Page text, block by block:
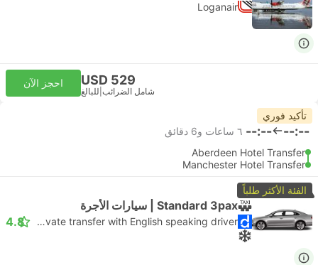
Loganair
USD 529
شامل الضرائب للبالغ
احجز الآن
تأكيد فوري
--:--
--:-- ٦ ساعات و‫6 دقائق
Aberdeen Hotel Transfer
Manchester Hotel Transfer
الفئة الأكثر طلباً
Standard 3pax | سيارات الأجرة
Daytrip private transfer with English speaking driver
4.8